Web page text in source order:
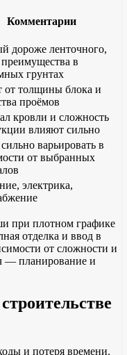
Комментарии
дороже ленточного,
преимущества в
грунтах
от толщины блока и
проёмов
кровли и сложность
влияют сильно
варьировать в
от выбранных
электрика,
при плотном графике
отделка и ввод в
от сложности и
— планирование и
и потеря времени.